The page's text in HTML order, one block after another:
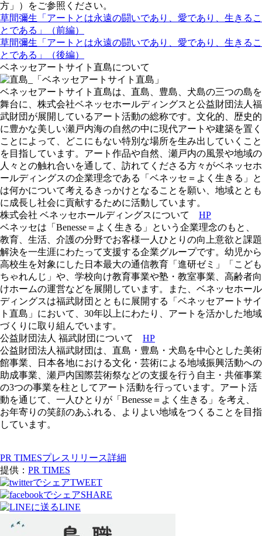
方」）をご参照ください。
草間彌生「アートとは永遠の闘いであり、愛であり、生きるこ
とである」（前編）
草間彌生「アートとは永遠の闘いであり、愛であり、生きるこ
とである」（後編）
ベネッセアートサイト直島について
ベネッセアートサイト直島は、直島、豊島、犬島の三つの島を
舞台に、株式会社ベネッセホールディングスと公益財団法人福
武財団が展開しているアート活動の総称です。文化的、歴史的
に豊かな美しい瀬戸内海の自然の中に現代アートや建築を置く
ことによって、どこにもない特別な場所を生み出していくこと
を目指しています。アート作品や自然、瀬戸内の風景や地域の
人々との触れ合いを通して、訪れてくださる方々がベネッセホ
ールディングスの企業理念である「ベネッセ＝よく生きる」と
は何かについて考えるきっかけとなることを願い、地域ととも
に成長し社会に貢献するために活動しています。
株式会社 ベネッセホールディングスについて
HP
ベネッセは「Benesse＝よく生きる」という企業理念のもと、
教育、生活、介護の分野でお客様一人ひとりの向上意欲と課題
解決を一生涯にわたって支援する企業グループです。幼児から
高校生を対象にした日本最大の通信教育「進研ゼミ」「こども
ちゃれんじ」や、学校向け教育事業や塾・教室事業、高齢者向
けホームの運営などを展開しています。また、ベネッセホール
ディングスは福武財団とともに展開する「ベネッセアートサイ
ト直島」において、30年以上にわたり、アートを活かした地域
づくりに取り組んでいます。
公益財団法人 福武財団について
HP
公益財団法人福武財団は、直島・豊島・犬島を中心とした美術
館事業、日本各地における文化・芸術による地域振興活動への
助成事業、瀬戸内国際芸術祭などの支援を行う自主・共催事業
の3つの事業を柱としてアート活動を行っています。アート活
動を通じて、一人ひとりが「Benesse＝よく生きる」を考え、
お年寄りの笑顔のあふれる、よりよい地域をつくることを目指
しています。
PR TIMESプレスリリース詳細
提供： PR TIMES
TWEET
SHARE
LINE